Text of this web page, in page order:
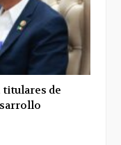
titulares de